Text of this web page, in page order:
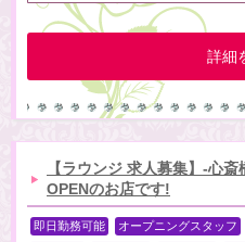
詳細
【ラウンジ 求人募集】-心
OPENのお店です!
即日勤務可能 オープニングスタッフ